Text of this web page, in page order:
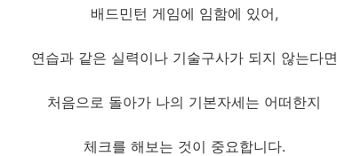
배드민턴 게임에 임함에 있어,
연습과 같은 실력이나 기술구사가 되지 않는다면
처음으로 돌아가 나의 기본자세는 어떠한지
체크를 해보는 것이 중요합니다.